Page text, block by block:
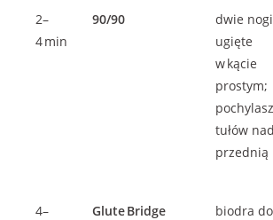
2–
4 min
90/90
dwie nogi
ugięte
w kącie
prostym;
pochylasz
tułów nad
przednią
4–
Glute Bridge
biodra do